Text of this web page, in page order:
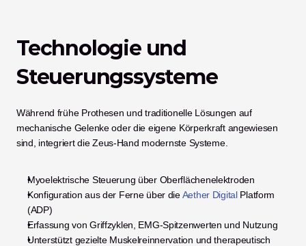
Technologie und
Steuerungssysteme
Während frühe Prothesen und traditionelle Lösungen auf
mechanische Gelenke oder die eigene Körperkraft angewiesen
sind, integriert die Zeus-Hand modernste Systeme.
Myoelektrische Steuerung über Oberflächenelektroden
Konfiguration aus der Ferne über die Aether Digital Platform
(ADP)
Erfassung von Griffzyklen, EMG-Spitzenwerten und Nutzung
Unterstützt gezielte Muskelreinnervation und therapeutisch